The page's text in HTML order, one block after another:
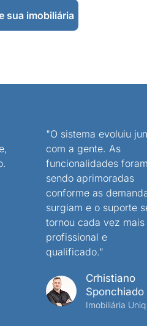
sua imobiliária
"O sistema evoluiu
com a gente. As
funcionalidades
sendo aprimoradas
conforme as
surgiam e o suporte
tornou cada vez mais
profissional e
qualificado."
Crhistiano
Sponchiado
Imobiliária Uniq